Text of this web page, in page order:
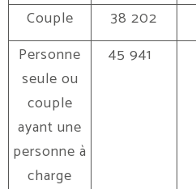
Couple 38 202
Personne
seule ou
couple
ayant une
personne à
charge
45 941